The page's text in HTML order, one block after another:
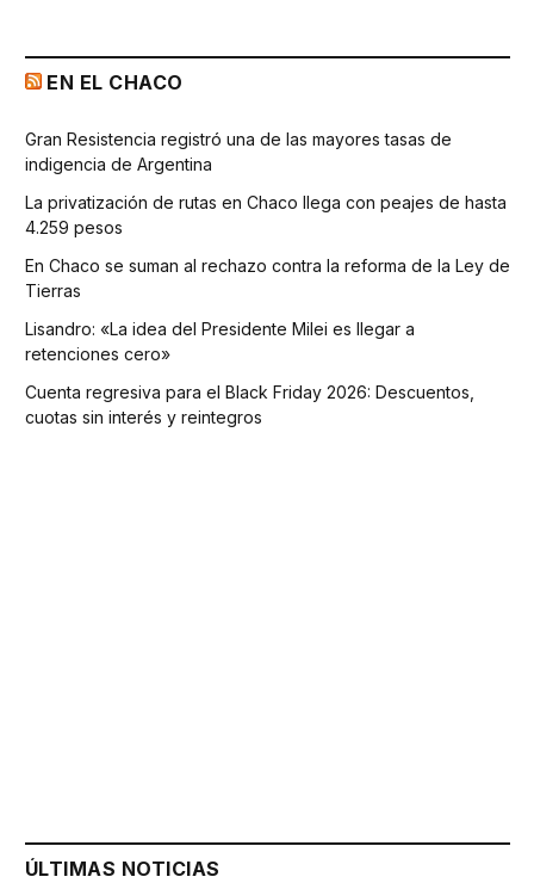
EN EL CHACO
Gran Resistencia registró una de las mayores tasas de
indigencia de Argentina
La privatización de rutas en Chaco llega con peajes de hasta
4.259 pesos
En Chaco se suman al rechazo contra la reforma de la Ley de
Tierras
Lisandro: «La idea del Presidente Milei es llegar a
retenciones cero»
Cuenta regresiva para el Black Friday 2026: Descuentos,
cuotas sin interés y reintegros
ÚLTIMAS NOTICIAS